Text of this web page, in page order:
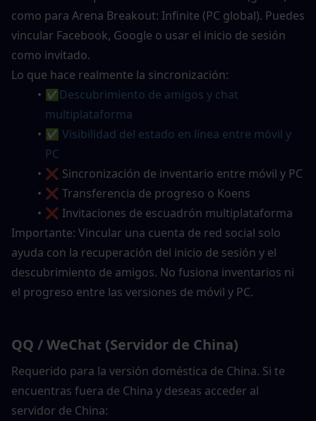
como para Arena Breakout: Infinite (PC global). Puedes
vincular Facebook, Google o usar el inicio de sesión
como invitado.
Lo que hace realmente la sincronización:
✅Descubrimiento de amigos y chat
multiplataforma
✅ Visibilidad del estado en línea entre móvil y
PC
❌ Sincronización de inventario entre móvil y PC
❌ Transferencia de progreso o Koens
❌ Invitaciones de escuadrón multiplataforma
Importante: Vincular una cuenta de red social solo
ayuda con la recuperación del inicio de sesión y el
descubrimiento de amigos. No fusiona inventarios ni
el progreso entre las versiones de móvil y PC.
QQ / WeChat (Servidor de China)
Requerido para la versión doméstica de China. Si te
encuentras fuera de China y deseas acceder al
servidor de China: